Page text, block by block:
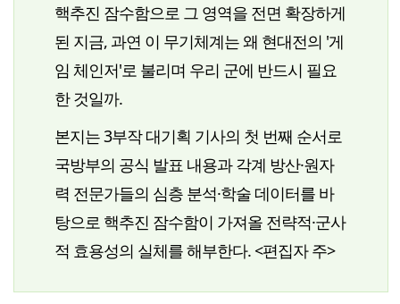
핵추진 잠수함으로 그 영역을 전면 확장하게
된 지금, 과연 이 무기체계는 왜 현대전의 '게
임 체인저'로 불리며 우리 군에 반드시 필요
한 것일까.
본지는 3부작 대기획 기사의 첫 번째 순서로
국방부의 공식 발표 내용과 각계 방산·원자
력 전문가들의 심층 분석·학술 데이터를 바
탕으로 핵추진 잠수함이 가져올 전략적·군사
적 효용성의 실체를 해부한다. <편집자 주>